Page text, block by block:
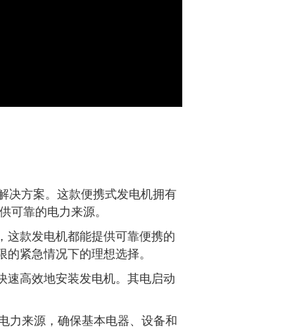
决方案。这款便携式发电机拥有
可靠的电力来源。
这款发电机都能提供可靠便携的
紧急情况下的理想选择。
速高效地安装发电机。其电启动
力来源，确保基本电器、设备和